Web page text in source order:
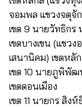
จอมพล แขวงจตุจั
เขต 9 นายวัทธิกร
เขตบางเขน (แขว
เสนานิคม) เขตหลั
เขต 10 นายภูพิพัฒ
เขตดอนเมือง
เขต 11 นายกร สิงห์